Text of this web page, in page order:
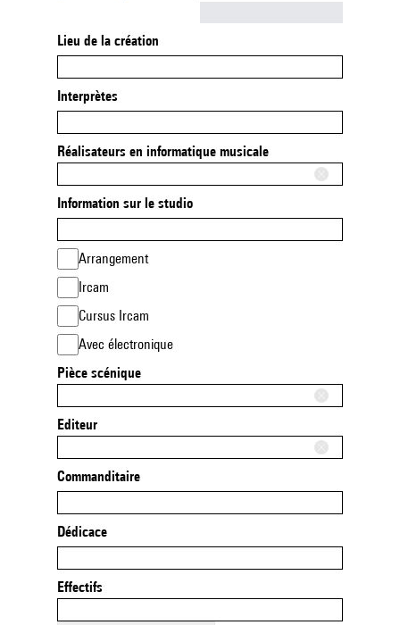
Lieu de la création
Interprètes
Réalisateurs en informatique musicale
Information sur le studio
Arrangement
Ircam
Cursus Ircam
Avec électronique
Pièce scénique
Editeur
Commanditaire
Dédicace
Effectifs